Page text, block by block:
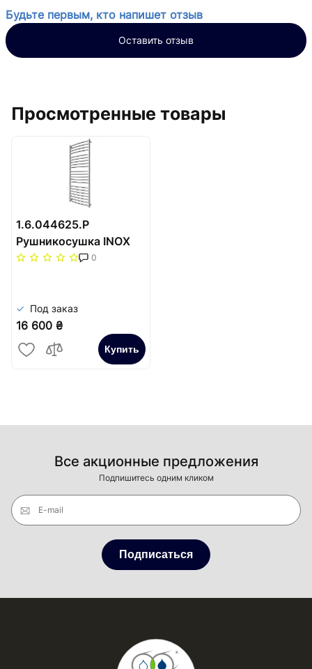
Будьте первым, кто напишет отзыв
Оставить отзыв
Просмотренные товары
1.6.044625.P
Рушникосушка INOX
Фенікс 1170х530/500
0
Под заказ
16 600 ₴
Купить
Все акционные предложения
Подпишитесь одним кликом
E-mail
Подписаться